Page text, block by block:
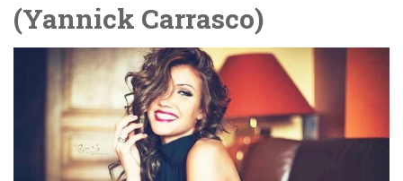
(Yannick Carrasco)